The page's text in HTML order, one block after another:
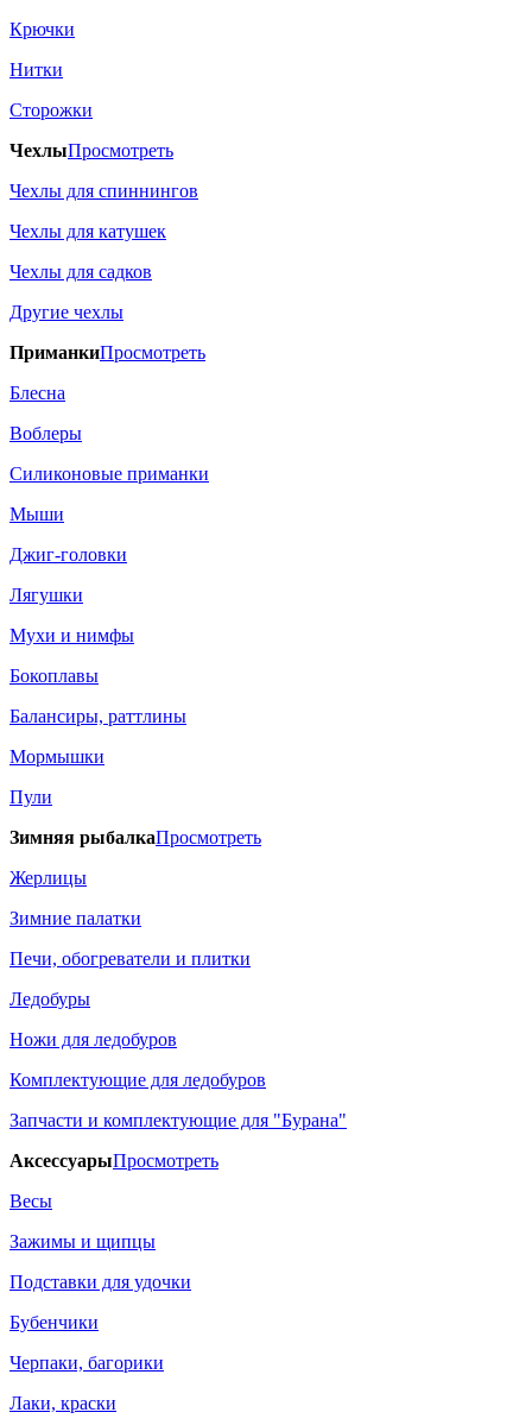
Крючки
Нитки
Сторожки
ЧехлыПросмотреть
Чехлы для спиннингов
Чехлы для катушек
Чехлы для садков
Другие чехлы
ПриманкиПросмотреть
Блесна
Воблеры
Силиконовые приманки
Мыши
Джиг-головки
Лягушки
Мухи и нимфы
Бокоплавы
Балансиры, раттлины
Мормышки
Пули
Зимняя рыбалкаПросмотреть
Жерлицы
Зимние палатки
Печи, обогреватели и плитки
Ледобуры
Ножи для ледобуров
Комплектующие для ледобуров
Запчасти и комплектующие для "Бурана"
АксессуарыПросмотреть
Весы
Зажимы и щипцы
Подставки для удочки
Бубенчики
Черпаки, багорики
Лаки, краски